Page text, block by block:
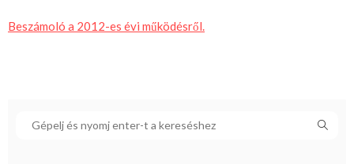
Beszámoló a 2012-es évi működésről.